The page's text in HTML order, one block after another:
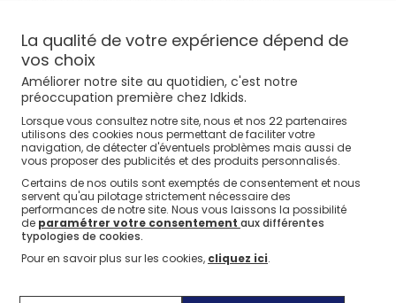
Tu souhaites réagir sur la façon dont tu gères ton argent
de poche ? Pense à laisser un petit commentaire !
WELCOME
10€ OFFERTS* SUR VOTRE 1ère
La qualité de votre expérience dépend de
vos choix
Améliorer notre site au quotidien, c'est notre
préoccupation première chez Idkids.
Lorsque vous consultez notre site, nous et nos 22partenaires
utilisons des cookies nous permettant de faciliter votre
navigation, de détecter d'éventuels problèmes mais aussi de
vous proposer des publicités et des produits personnalisés.
Certains de nos outils sont exemptés de consentement et nous
servent qu'au pilotage strictement nécessaire des
performances de notre site. Nous vous laissons la possibilité
de paramétrer votre consentement aux différentes
typologies de cookies.
Pour en savoir plus sur les cookies, cliquez ici.